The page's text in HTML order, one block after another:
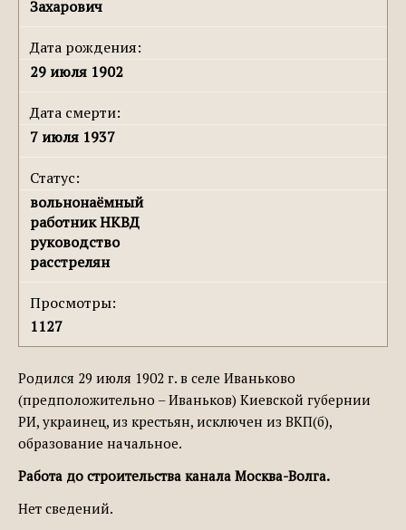
Захарович
Дата рождения:
29 июля 1902
Дата смерти:
7 июля 1937
Статус:
вольнонаёмный
работник НКВД
руководство
расстрелян
Просмотры:
1127
Родился 29 июля 1902 г. в селе Иваньково
(предположительно – Иваньков) Киевской губернии
РИ, украи­нец, из крестьян, исключен из ВКП(б),
образование началь­ное.
Работа до строительства канала Москва-Волга.
Нет сведений.